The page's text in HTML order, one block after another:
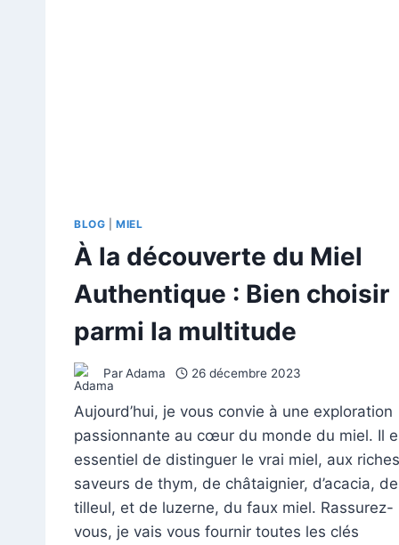
BLOG |MIEL
À la découverte du Miel
Authentique : Bien choisir
parmi la multitude
ParAdama 26 décembre 2023
Aujourd’hui, je vous convie à une exploration
passionnante au cœur du monde du miel. Il
essentiel de distinguer le vrai miel, aux riches
saveurs de thym, de châtaignier, d’acacia, de
tilleul, et de luzerne, du faux miel. Rassurez-
vous, je vais vous fournir toutes les clés